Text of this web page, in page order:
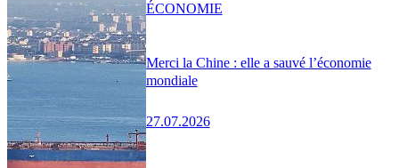
Merci la Chine : elle a sauvé l’économie
mondiale
27.07.2026
ÉCONOMIE